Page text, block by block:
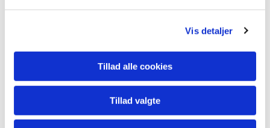
Vis detaljer
Tillad alle cookies
Tillad valgte
Børresen-legatet, og en kunstfondspræmiering for
Studielektor i teori og analyse ved
Musikvidenskabeligt Institut i København. Forfatter
til bogen “Virkeligheden fortæller mig altid flere